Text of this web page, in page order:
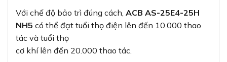
Với chế độ bảo trì đúng cách, ACB AS-25E4-25H
NH5 có thể đạt tuổi thọ điện lên đến 10.000 thao
tác và tuổi thọ
cơ khí lên đến 20.000 thao tác.